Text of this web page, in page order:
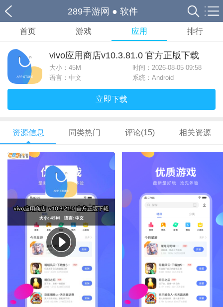
289手游网 ● 软件
首页 游戏 应用 排行
vivo应用商店v10.3.81.0 官方正版下载
大小： 45M
时间：2026-08-05 09:58
语言：中文
系统：Android
立即下载
资源信息 同类热门 评论(15) 相关资源